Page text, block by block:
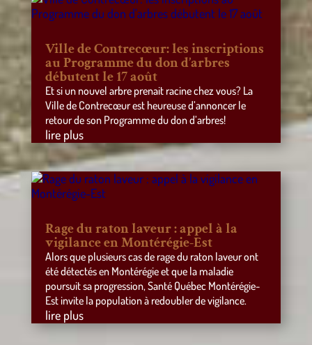
Ville de Contrecœur: les inscriptions
au Programme du don d’arbres
débutent le 17 août
Et si un nouvel arbre prenait racine chez vous? La
Ville de Contrecœur est heureuse d’annoncer le
retour de son Programme du don d’arbres!
lire plus
Rage du raton laveur : appel à la
vigilance en Montérégie-Est
Alors que plusieurs cas de rage du raton laveur ont
été détectés en Montérégie et que la maladie
poursuit sa progression, Santé Québec Montérégie-
Est invite la population à redoubler de vigilance.
lire plus